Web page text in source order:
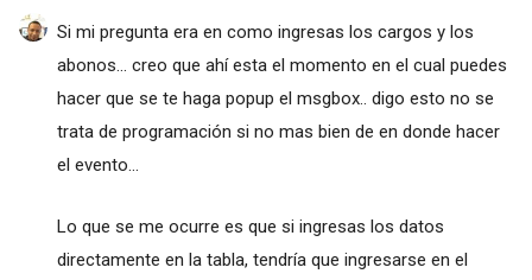
Si mi pregunta era en como ingresas los cargos y los
abonos... creo que ahí esta el momento en el cual puedes
hacer que se te haga popup el msgbox.. digo esto no se
trata de programación si no mas bien de en donde hacer
el evento...
Lo que se me ocurre es que si ingresas los datos
directamente en la tabla, tendría que ingresarse en el